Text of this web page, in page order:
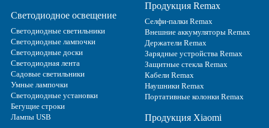
Светодиодное освещение
Светодиодные светильники
Светодиодные лампочки
Светодиодные доски
Светодиодная лента
Садовые светильники
Умные лампочки
Светодиодные установки
Бегущие строки
Лампы USB
Продукция Remax
Селфи-палки Remax
Внешние аккумуляторы Remax
Держатели Remax
Зарядные устройства Remax
Защитные стекла Remax
Кабели Remax
Наушники Remax
Портативные колонки Remax
Продукция Xiaomi